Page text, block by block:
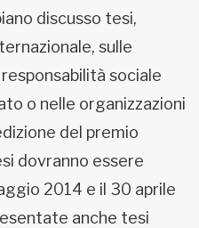
discusso tesi,
sulle
sociale
o nelle organizzazioni
del premio
dovranno essere
2014 e il 30 aprile
anche tesi